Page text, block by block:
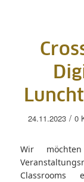
24.11.2023 / 0
Wir
Classrooms